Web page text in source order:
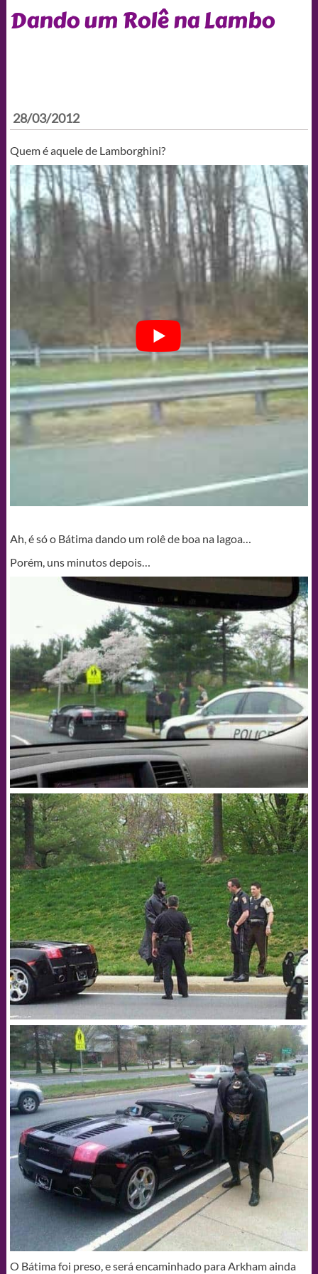
Dando um Rolê na Lambo
28/03/2012
Quem é aquele de Lamborghini?
Ah, é só o Bátima dando um rolê de boa na lagoa…
Porém, uns minutos depois…
O Bátima foi preso, e será encaminhado para Arkham ainda